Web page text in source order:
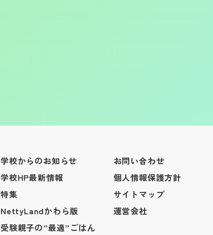
学校からのお知らせ
学校HP最新情報
特集
NettyLandかわら版
受験親子の”最適”ごはん
お問い合わせ
個人情報保護方針
サイトマップ
運営会社